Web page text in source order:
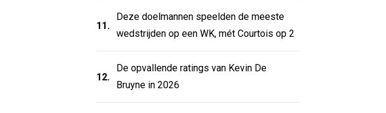
11.
Deze doelmannen speelden de meeste
wedstrijden op een WK, mét Courtois op 2
12.
De opvallende ratings van Kevin De
Bruyne in 2026